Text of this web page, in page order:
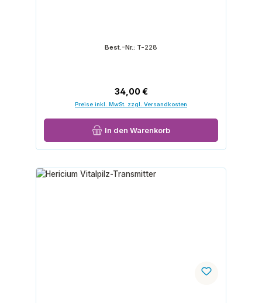
Best.-Nr.: T-228
Regulärer Preis:
34,00 €
Preise inkl. MwSt. zzgl. Versandkosten
In den Warenkorb